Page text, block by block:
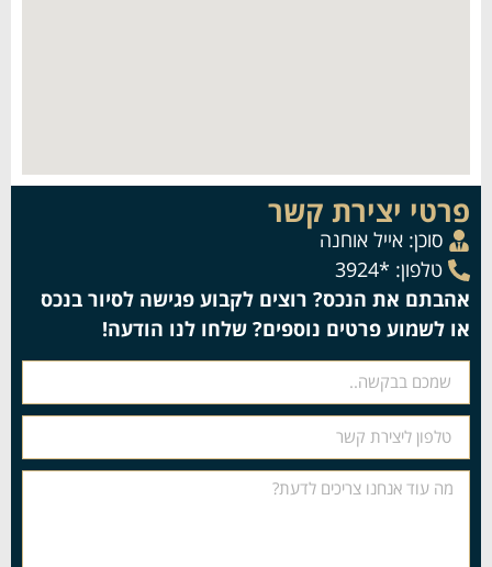
פרטי יצירת קשר
סוכן: אייל אוחנה
טלפון: *3924
אהבתם את הנכס? רוצים לקבוע פגישה לסיור בנכס
או לשמוע פרטים נוספים? שלחו לנו הודעה!